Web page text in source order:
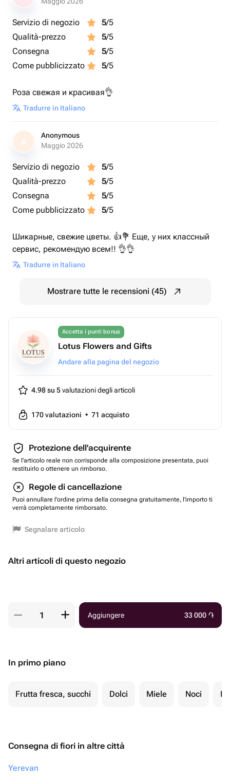
Servizio di negozio 5/5
Qualità-prezzo
5/5
Consegna
5/5
Come pubblicizzato
5/5
Роза свежая и красивая👌
Tradurre in Italiano
A
Anonymous
Maggio 2026
Servizio di negozio 5/5
Qualità-prezzo
5/5
Consegna
5/5
Come pubblicizzato
5/5
Шикарные, свежие цветы. 👍💐 Еще, у них классный
сервис, рекомендую всем!! 👌👌
Tradurre in Italiano
Mostrare tutte le recensioni (45)
Accetta i punti bonus
Lotus Flowers and Gifts
Andare alla pagina del negozio
4.98 su 5valutazioni degli articoli
170valutazioni • 71 acquisto
Protezione dell'acquirente
Se l'articolo reale non corrisponde alla composizione presentata, puoi
restituirlo o ottenere un rimborso.
Regole di cancellazione
Puoi annullare l'ordine prima della consegna gratuitamente, l'importo ti
verrà completamente rimborsato.
Segnalare articolo
Altri articoli di questo negozio
Aggiungere 33 000 ֏
In primo piano
Frutta fresca, succhi Dolci Miele Noci
Consegna di fiori in altre città
Yerevan